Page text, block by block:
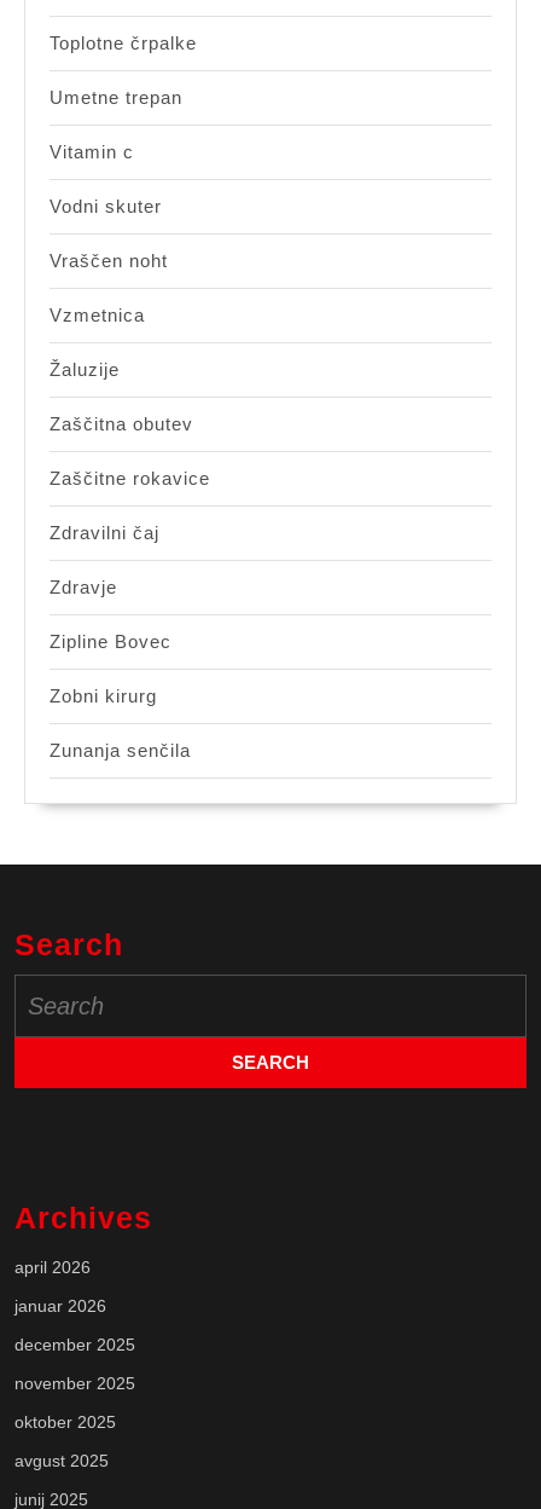
Toplotne črpalke
Umetne trepan
Vitamin c
Vodni skuter
Vraščen noht
Vzmetnica
Žaluzije
Zaščitna obutev
Zaščitne rokavice
Zdravilni čaj
Zdravje
Zipline Bovec
Zobni kirurg
Zunanja senčila
Search
for:
Archives
april 2026
januar 2026
december 2025
november 2025
oktober 2025
avgust 2025
junij 2025